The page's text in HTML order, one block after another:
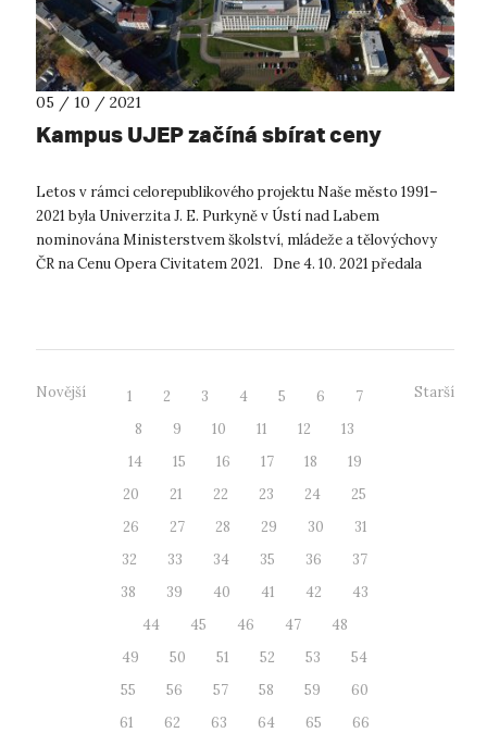
05 / 10 / 2021
Kampus UJEP začíná sbírat ceny
Letos v rámci celorepublikového projektu Naše město 1991–
2021 byla Univerzita J. E. Purkyně v Ústí nad Labem
nominována Ministerstvem školství, mládeže a tělovýchovy
ČR na Cenu Opera Civitatem 2021. Dne 4. 10. 2021 předala
Novější 1 2 3 4 5 6
7
8
9 10 11 12
13
14
15 16 17 18
19
20
21 22 23 24
25
26
27 28 29 30
31
32
33 34 35 36
37
38
39 40 41 42
43
44
45 46 47
48
49
50 51 52 53
54
55
56 57 58 59
60
61
62 63 64 65
66
Starší